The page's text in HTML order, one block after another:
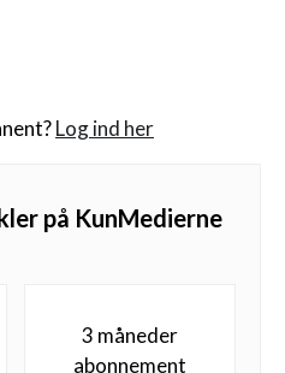
Log ind her
på KunMedierne
3 måneder
abonnement